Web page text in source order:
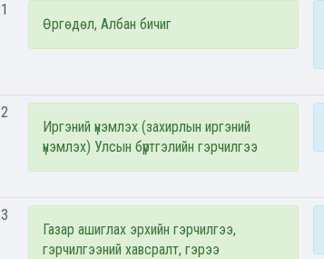
1
Өргөдөл, Албан бичиг
2
Иргэний үнэмлэх (захирлын иргэний
үнэмлэх) Улсын бүртгэлийн гэрчилгээ
3
Газар ашиглах эрхийн гэрчилгээ,
гэрчилгээний хавсралт, гэрээ